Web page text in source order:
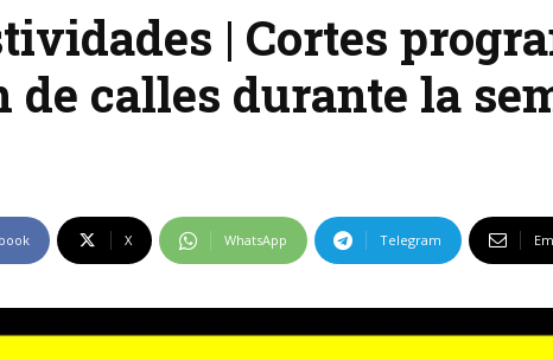
| Cortes
calles durante la
X WhatsApp Telegram